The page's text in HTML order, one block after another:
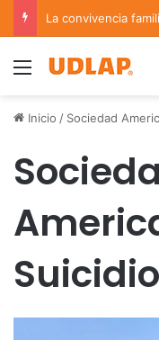
Menu
Inicio / Sociedad